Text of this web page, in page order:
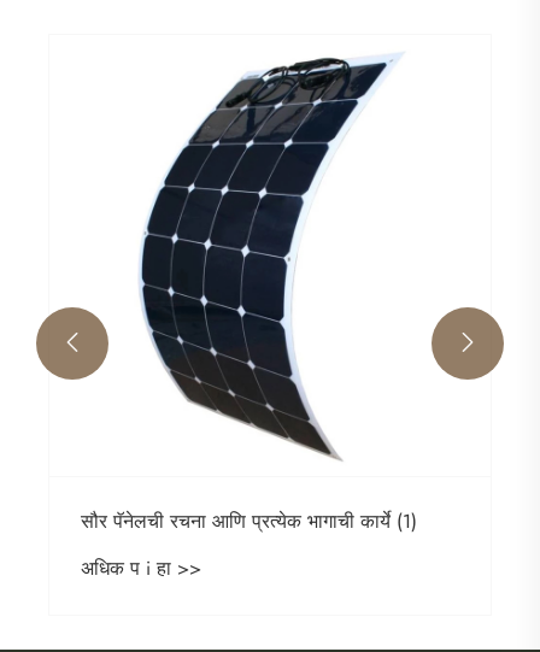
शुद्ध साइन वेव्ह इन्व्हर्टरची कार्ये काय आहेत?
अधिक प i हा >>
 